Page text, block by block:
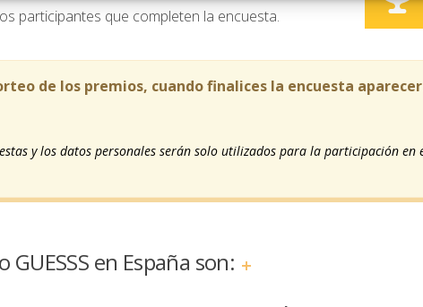
participantes que completen la encuesta.
de los premios, cuando finalices la encuesta
y los datos personales serán solo utilizados para la participación en
en España son: